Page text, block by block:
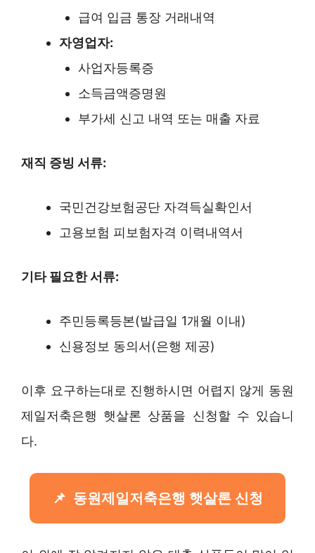
급여 입금 통장 거래내역
자영업자:
사업자등록증
소득금액증명원
부가세 신고 내역 또는 매출 자료
재직 증빙 서류:
국민건강보험공단 자격득실확인서
고용보험 피보험자격 이력내역서
기타 필요한 서류:
주민등록등본(발급일 1개월 이내)
신용정보 동의서(은행 제공)
이후 요구하는대로 진행하시면 어렵지 않게 동원
제일저축은행 햇살론 상품을 신청할 수 있습니
다.
동원제일저축은행 햇살론 신청